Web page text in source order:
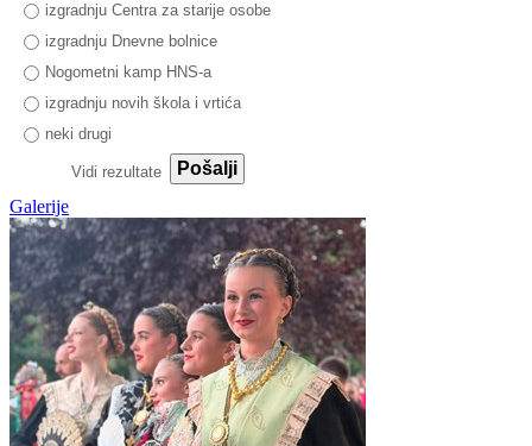
izgradnju Centra za starije osobe
izgradnju Dnevne bolnice
Nogometni kamp HNS-a
izgradnju novih škola i vrtića
neki drugi
Vidi rezultate
Pošalji
Galerije